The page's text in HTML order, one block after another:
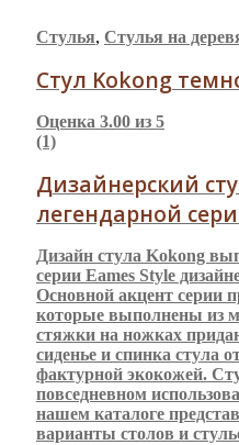
Стулья, Стулья на
Стул Kokong
Оценка 3.00 из 5
(1)
Дизайнерский
легендарной
Дизайн стула Kokong
серии Eames Style
Основной акцент серии
которые выполнены из
стяжки на ножках
сиденье и спинка стула
фактурной экокожей.
повседневном
нашем каталоге
варианты столов и